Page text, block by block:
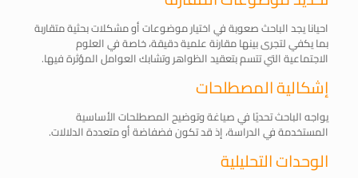
احيانا يجد الباحث صعوبة في اختيار موضوعات أو مشكلات بحثية متقاربة
بما يكفي لتجرى بينها مقارنة علمية دقيقة، خاصة في العلوم
الاجتماعية التي تتسم بتعقيد الظواهر وتشابك العوامل المؤثرة فيها.
إشكالية المصطلحات
يواجه الباحث تحديًا في صياغة وتوضيح المصطلحات الأساسية
المستخدمة في الدراسة، إذ قد تكون فضفاضة أو متعددة الدلالات.
الوحدات التحليلية